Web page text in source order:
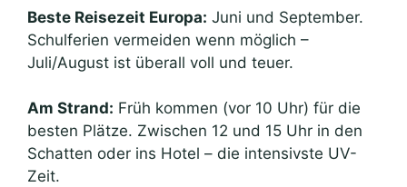
Beste Reisezeit Europa: Juni und September.
Schulferien vermeiden wenn möglich –
Juli/August ist überall voll und teuer.
Am Strand: Früh kommen (vor 10 Uhr) für die
besten Plätze. Zwischen 12 und 15 Uhr in den
Schatten oder ins Hotel – die intensivste UV-
Zeit.